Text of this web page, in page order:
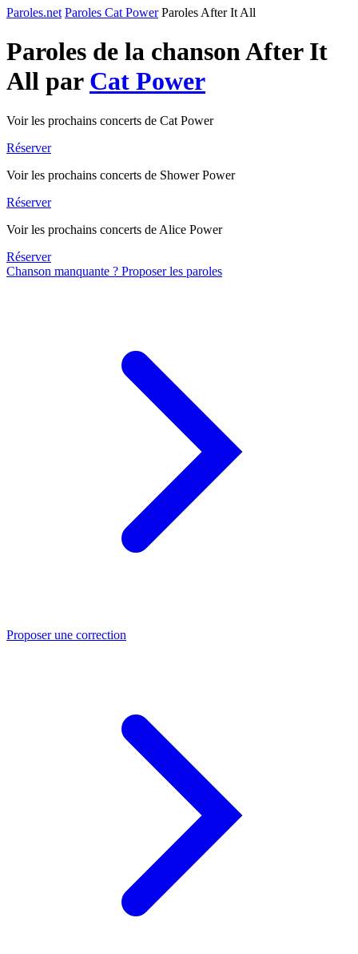
Paroles.net Paroles Cat Power Paroles After It All
Paroles de la chanson After It
All par Cat Power
Voir les prochains concerts de Cat Power
Réserver
Voir les prochains concerts de Shower Power
Réserver
Voir les prochains concerts de Alice Power
Réserver
Chanson manquante ? Proposer les paroles
Proposer une correction